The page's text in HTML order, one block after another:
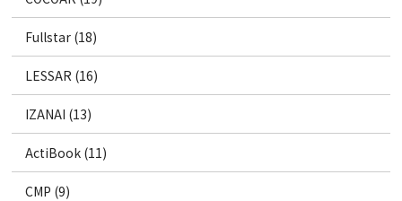
Fullstar (18)
LESSAR (16)
IZANAI (13)
ActiBook (11)
CMP (9)